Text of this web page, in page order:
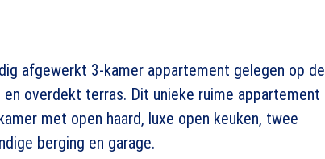
afgewerkt 3-kamer appartement gelegen op de
overdekt terras. Dit unieke ruime appartement
met open haard, luxe open keuken, twee
berging en garage.